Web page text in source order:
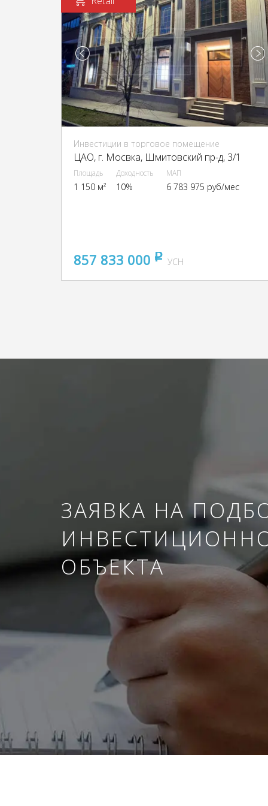
Инвестиции в торговое помещение
ЦАО, г. Мосвка, Шмитовский пр-д, 3/1
Площадь
1 150 м²
Доходность
10%
МАП
6 783 975 руб/мес
857 833 000 pуб
УСН
ЗАЯВКА НА
ОБЪЕКТА